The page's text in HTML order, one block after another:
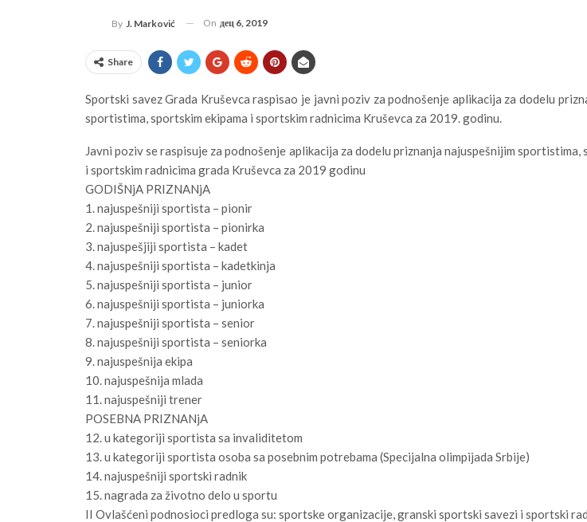
By J. Marković On дец 6, 2019
Share
Sportski savez Grada Kruševca raspisao je javni poziv za podnošenje aplikacija za dodelu
sportistima, sportskim ekipama i sportskim radnicima Kruševca za 2019. godinu.
Javni poziv se raspisuje za podnošenje aplikacija za dodelu priznanja najuspešnijim sportistima,
i sportskim radnicima grada Kruševca za 2019 godinu
GODIŠNjA PRIZNANjA
1. najuspešniji sportista – pionir
2. najuspešniji sportista – pionirka
3. najuspešjiji sportista – kadet
4. najuspešniji sportista – kadetkinja
5. najuspešniji sportista – junior
6. najuspešniji sportista – juniorka
7. najuspešniji sportista – senior
8. najuspešniji sportista – seniorka
9. najuspešnija ekipa
10. najuspešnija mlada
11. najuspešniji trener
POSEBNA PRIZNANjA
12. u kategoriji sportista sa invaliditetom
13. u kategoriji sportista osoba sa posebnim potrebama (Specijalna olimpijada Srbije)
14. najuspešniji sportski radnik
15. nagrada za životno delo u sportu
II Ovlašćeni podnosioci predloga su: sportske organizacije, granski sportski savezi i sportski